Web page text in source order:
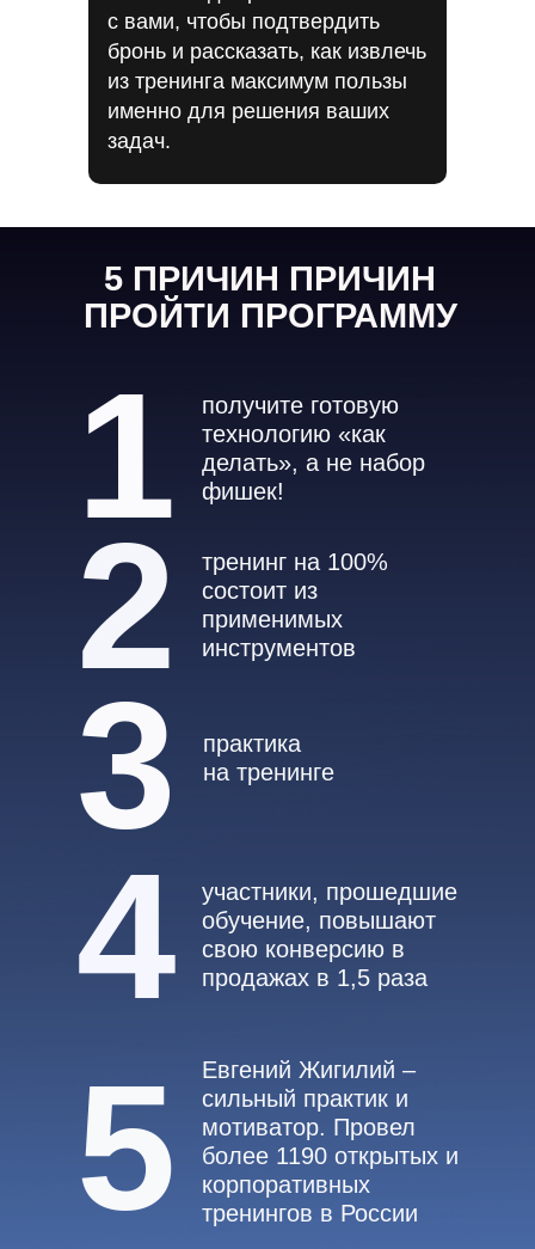
с вами, чтобы подтвердить
бронь и рассказать, как извлечь
из тренинга максимум пользы
именно для решения ваших
задач.
1
получите готовую
технологию «как
делать», а не набор
фишек!
2
тренинг на 100%
состоит из
применимых
инструментов
3
практика
на тренинге
4
участники, прошедшие
обучение, повышают
свою конверсию в
продажах в 1,5 раза
5
Евгений Жигилий –
сильный практик и
мотиватор. Провел
более 1190 открытых и
корпоративных
тренингов в России
5 ПРИЧИН ПРИЧИН
ПРОЙТИ ПРОГРАММУ